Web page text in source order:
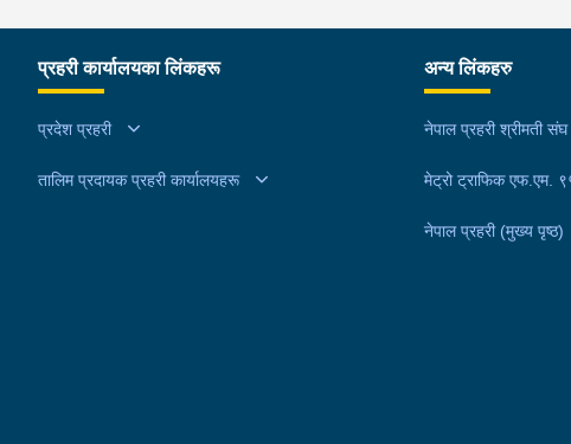
प्रहरी कार्यालयका लिंकहरू
प्रदेश प्रहरी
तालिम प्रदायक प्रहरी कार्यालयहरू
अन्य लिंकहरु
नेपाल प्रहरी श्रीमती संघ
मेट्रो ट्राफिक एफ.एम.
नेपाल प्रहरी (मुख्य पृष्ठ)